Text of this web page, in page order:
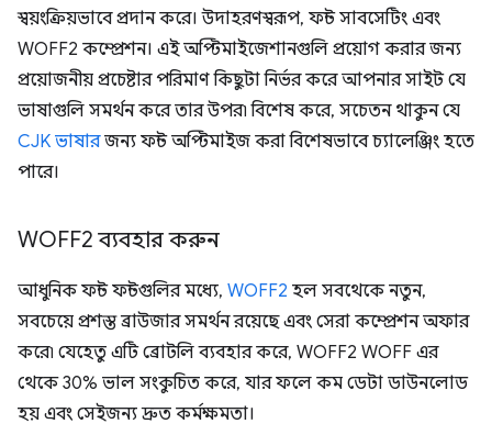
স্বয়ংক্রিয়ভাবে প্রদান করে। উদাহরণস্বরূপ, ফন্ট সাবসেটিং এবং
WOFF2 কম্প্রেশন। এই অপ্টিমাইজেশানগুলি প্রয়োগ করার জন্য
প্রয়োজনীয় প্রচেষ্টার পরিমাণ কিছুটা নির্ভর করে আপনার সাইট যে
ভাষাগুলি সমর্থন করে তার উপর৷ বিশেষ করে, সচেতন থাকুন যে
CJK ভাষারজন্য ফন্ট অপ্টিমাইজ করা বিশেষভাবে চ্যালেঞ্জিং হতে
পারে।
WOFF2 ব্যবহার করুন
আধুনিক ফন্ট ফন্টগুলির মধ্যে, WOFF2 হল সবথেকে নতুন,
সবচেয়ে প্রশস্ত ব্রাউজার সমর্থন রয়েছে এবং সেরা কম্প্রেশন অফার
করে৷ যেহেতু এটি ব্রোটলি ব্যবহার করে, WOFF2 WOFF এর
থেকে 30% ভাল সংকুচিত করে, যার ফলে কম ডেটা ডাউনলোড
হয় এবং সেইজন্য দ্রুত কর্মক্ষমতা।